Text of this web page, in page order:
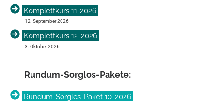
Komplettkurs 11-2026
12. September 2026
Komplettkurs 12-2026
3. Oktober 2026
Rundum-Sorglos-Pakete:
Rundum-Sorglos-Paket 10-2026